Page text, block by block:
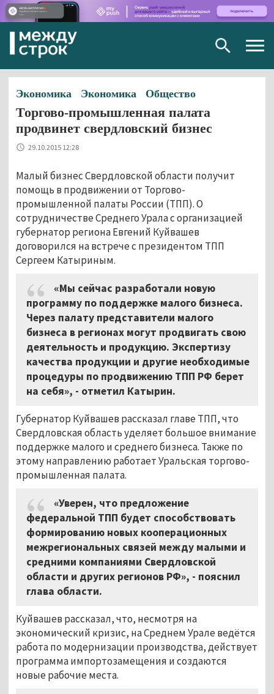
Экономика Экономика Общество
Торгово-промышленная палата
продвинет свердловский бизнес
29.10.2015 12:28
Малый бизнес Свердловской области получит
помощь в продвижении от Торгово-
промышленной палаты России (ТПП). О
сотрудничестве Среднего Урала с организацией
губернатор региона Евгений Куйвашев
договорился на встрече с президентом ТПП
Сергеем Катыриным.
«Мы сейчас разработали новую
программу по поддержке малого бизнеса.
Через палату представители малого
бизнеса в регионах могут продвигать свою
деятельность и продукцию. Экспертизу
качества продукции и другие необходимые
процедуры по продвижению ТПП РФ берет
на себя», - отметил Катырин.
Губернатор Куйвашев рассказал главе ТПП, что
Свердловская область уделяет большое внимание
поддержке малого и среднего бизнеса. Также по
этому направлению работает Уральская торгово-
промышленная палата.
«Уверен, что предложение
федеральной ТПП будет способствовать
формированию новых кооперационных
межрегиональных связей между малыми и
средними компаниями Свердловской
области и других регионов РФ», - пояснил
глава области.
Куйвашев рассказал, что, несмотря на
экономический кризис, на Среднем Урале ведётся
работа по модернизации производства, действует
программа импортозамещения и создаются
новые рабочие места.